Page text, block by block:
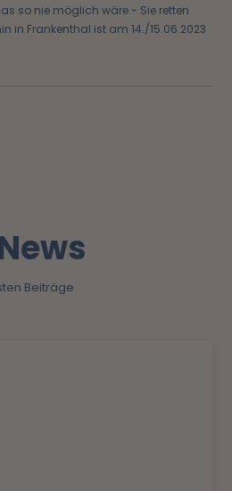
so nie möglich wäre - Sie retten
in Frankenthal ist am 14./15.06.2023
Beiträge